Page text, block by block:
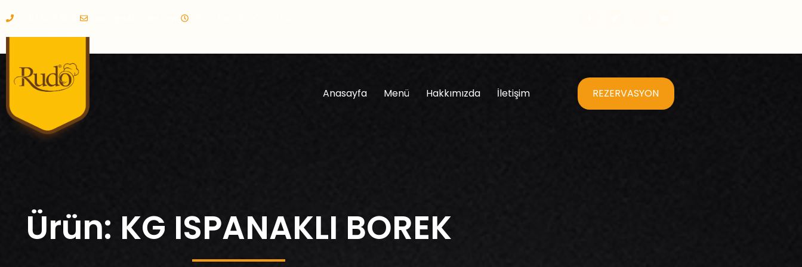
0212 669 91 36
Anasayfa Menü Hakkımızda İletişim REZERVASYON
Ürün: KG ISPANAKLI BOREK